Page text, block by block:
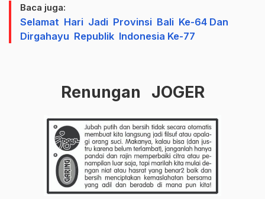
Baca juga:
Selamat Hari Jadi Provinsi Bali Ke-64 Dan
Dirgahayu Republik Indonesia Ke-77
Renungan JOGER